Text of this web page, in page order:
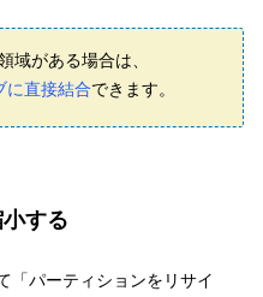
域がある場合は、
に直接結合できます。
する
「パーティションをリサイ